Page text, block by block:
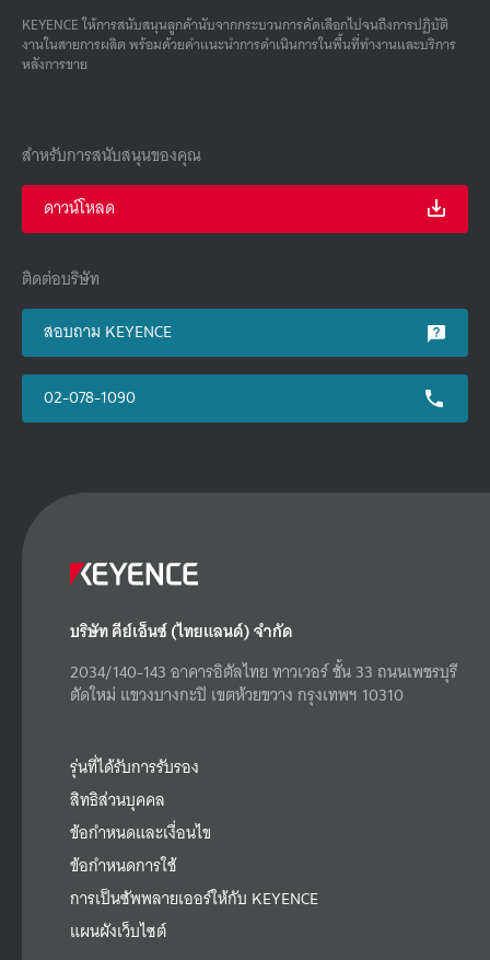
KEYENCE ให้การสนับสนุนลูกค้านับจากกระบวนการคัดเลือกไปจนถึงการปฏิบัติ
งานในสายการผลิต พร้อมด้วยคําแนะนําการดําเนินการในพื้นที่ทํางานและบริการ
หลังการขาย
สำหรับการสนับสนุนของคุณ
ดาวน์โหลด
ติดต่อบริษัท
สอบถาม KEYENCE
02-078-1090
บริษัท คีย์เอ็นซ์ (ไทยแลนด์) จำกัด
2034/140-143 อาคารอิตัลไทย ทาวเวอร์ ชั้น 33 ถนนเพชรบุรี
ตัดใหม่ แขวงบางกะปิ เขตห้วยขวาง กรุงเทพฯ 10310
รุ่นที่ได้รับการรับรอง
สิทธิส่วนบุคคล
ข้อกำหนดและเงื่อนไข
ข้อกำหนดการใช้
การเป็นซัพพลายเออร์ให้กับ KEYENCE
แผนผังเว็บไซต์